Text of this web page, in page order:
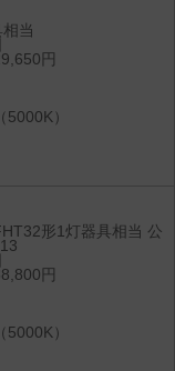
当
円
）
形1灯器具相当 公
円
）